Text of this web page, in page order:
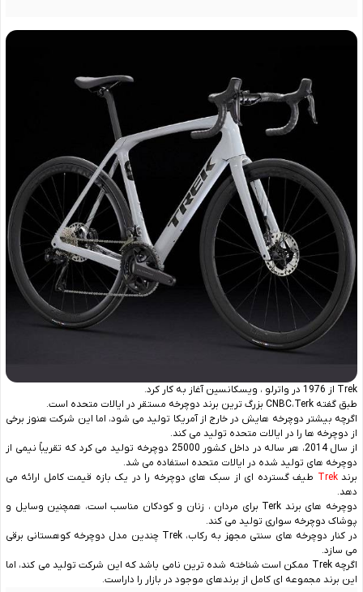
Trek از 1976 در واترلو ، ویسکانسین آغاز به کار کرد.
طبق گفته CNBC،Terk بزرگ ترین برند دوچرخه مستقر در ایالات متحده است.
اگرچه بیشتر دوچرخه هایش در خارج از آمریکا تولید می شود، اما این شرکت هنوز برخی
از دوچرخه ها را در ایالات متحده تولید می کند.
از سال 2014، هر ساله در داخل کشور 25000 دوچرخه تولید می کرد که تقریباً نیمی از
دوچرخه های تولید شده در ایالات متحده استفاده می شد.
برندTrek طیف گسترده ای از سبک های دوچرخه را در یک بازه قیمت کامل ارائه می
دهد.
دوچرخه های برند Terk برای مردان ، زنان و کودکان مناسب است، همچنین وسایل و
پوشاک دوچرخه سواری تولید می کند.
در کنار دوچرخه های سنتی مجهز به رکاب، Trek چندین مدل دوچرخه کوهستانی برقی
می سازد.
اگرچه Trek ممکن است شناخته شده ترین نامی باشد که این شرکت تولید می کند، اما
این برند مجموعه ای کامل از برندهای موجود در بازار را داراست.